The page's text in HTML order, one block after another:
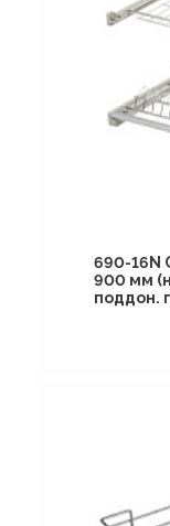
690-16N
900 мм
поддон.